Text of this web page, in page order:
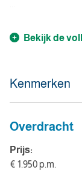
Bekijk de
Kenmerken
Overdracht
Prijs:
€ 1.950 p.m.